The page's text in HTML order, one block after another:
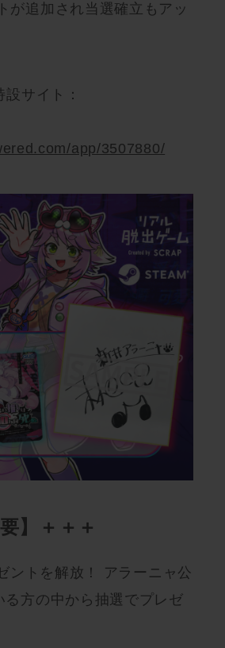
が追加され当選確立もアッ
サイト：
app/3507880/
】＋＋＋
ントを解放！ アラーニャ公
方の中から抽選でプレゼ